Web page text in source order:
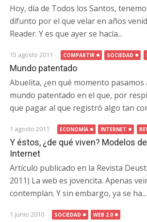
Hoy, día de Todos los Santos,
difunto por el que velar en años
Reader. Y es que ayer se hacía...
15 agosto 2011 COMPARTIR SOCIEDAD
Mundo patentado
Abuelita, ¿en qué momento pasamos
mundo patentado en el que, por
que pagar al que registró algo tan
1 agosto 2011 ECONOMÍA INTERNET
Y éstos, ¿de qué viven? Modelos
Internet
Artículo publicado en la Revista
2011) La web es jovencita. Apenas
contemplan. Y sin embargo, ya se ha...
1 junio 2010 SOCIEDAD WEB 2.0